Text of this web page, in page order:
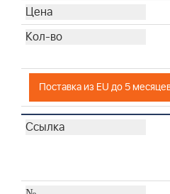
Поставка из EU до 5